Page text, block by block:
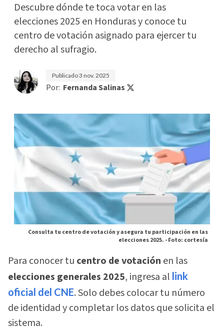
Descubre dónde te toca votar en las
elecciones 2025 en Honduras y conoce tu
centro de votación asignado para ejercer tu
derecho al sufragio.
Publicado3 nov. 2025
Por: Fernanda Salinas
Consulta tu centro de votación y asegura tu participación en las
elecciones 2025. -Foto: cortesía
Para conocer tu centro de votación en las
elecciones generales 2025, ingresa al link
oficial del CNE. Solo debes colocar tu número
de identidad y completar los datos que solicita el
sistema.